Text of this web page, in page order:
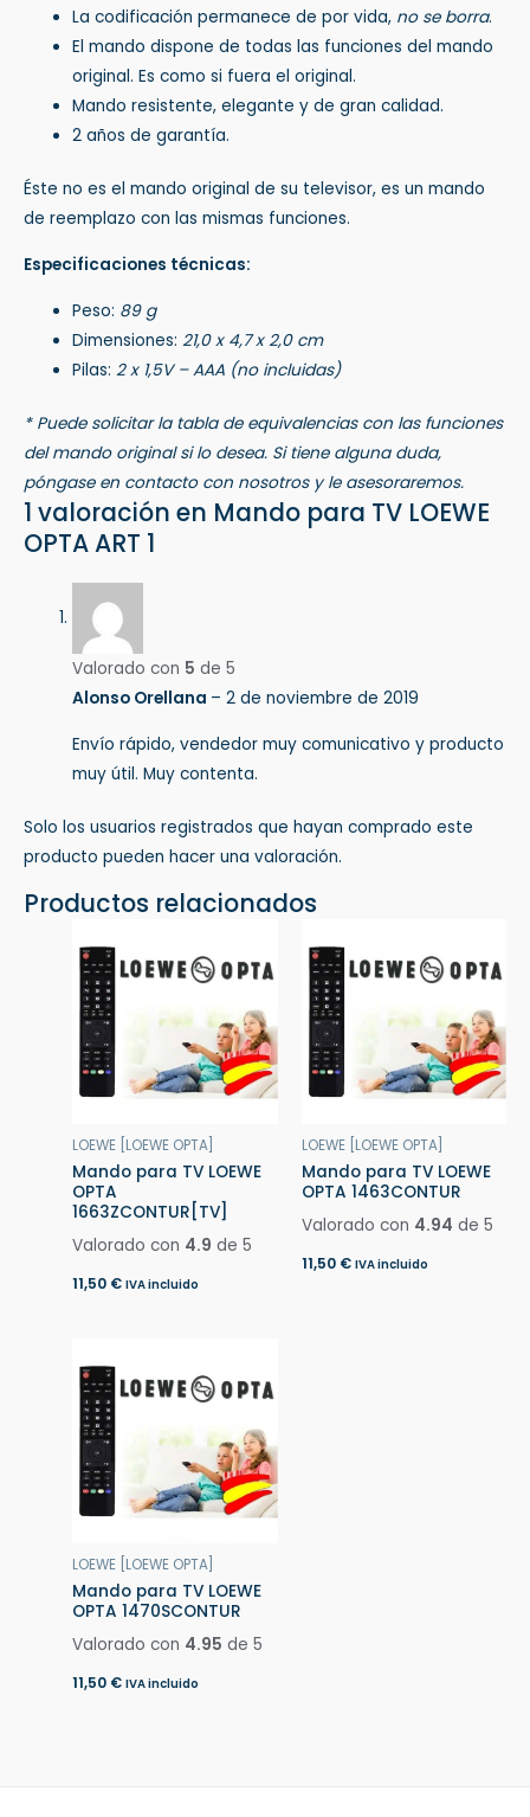
La codificación permanece de por vida, no se borra.
El mando dispone de todas las funciones del mando
original. Es como si fuera el original.
Mando resistente, elegante y de gran calidad.
2 años de garantía.
Éste no es el mando original de su televisor, es un mando
de reemplazo con las mismas funciones.
Especificaciones técnicas:
Peso: 89 g
Dimensiones:21,0 x 4,7 x 2,0 cm
Pilas:2 x 1,5V – AAA (no incluidas)
* Puede solicitar la tabla de equivalencias con las funciones
del mando original si lo desea. Si tiene alguna duda,
póngase en contacto con nosotros y le asesoraremos.
1 valoración en Mando para TV LOEWE
OPTA ART 1
Valorado con 5 de 5
Alonso Orellana – 2 de noviembre de 2019
Envío rápido, vendedor muy comunicativo y producto
muy útil. Muy contenta.
Solo los usuarios registrados que hayan comprado este
producto pueden hacer una valoración.
Productos relacionados
LOEWE [LOEWE OPTA]
Mando para TV LOEWE
OPTA
1663ZCONTUR[TV]
Valorado con 4.9 de 5
11,50 € IVA incluido
LOEWE [LOEWE OPTA]
Mando para TV LOEWE
OPTA 1463CONTUR
Valorado con 4.94 de 5
11,50 € IVA incluido
LOEWE [LOEWE OPTA]
Mando para TV LOEWE
OPTA 1470SCONTUR
Valorado con 4.95 de 5
11,50 € IVA incluido